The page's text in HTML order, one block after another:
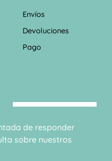
Envíos
Devoluciones
Pago
de responder
sobre nuestros